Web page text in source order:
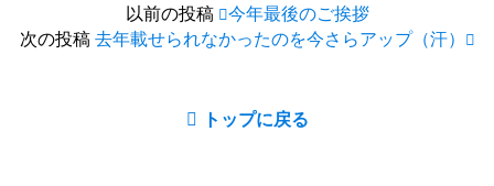
以前の投稿 今年最後のご挨拶
次の投稿去年載せられなかったのを今さらアップ（汗）
トップに戻る